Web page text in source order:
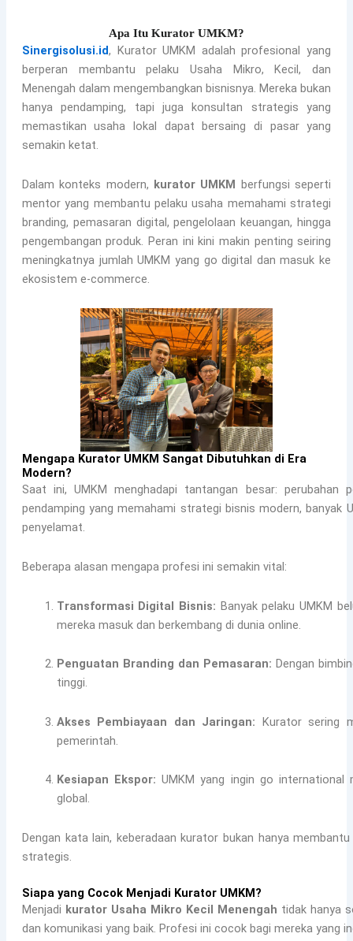
Apa Itu Kurator UMKM?
Sinergisolusi.id, Kurator UMKM adalah profesional yang
berperan membantu pelaku Usaha Mikro, Kecil, dan
Menengah dalam mengembangkan bisnisnya. Mereka bukan
hanya pendamping, tapi juga konsultan strategis yang
memastikan usaha lokal dapat bersaing di pasar yang
semakin ketat.
Dalam konteks modern, kurator UMKM berfungsi seperti
mentor yang membantu pelaku usaha memahami strategi
branding, pemasaran digital, pengelolaan keuangan, hingga
pengembangan produk. Peran ini kini makin penting seiring
meningkatnya jumlah UMKM yang go digital dan masuk ke
ekosistem e-commerce.
Mengapa Kurator UMKM Sangat Dibutuhkan di Era
Modern?
Saat ini, UMKM menghadapi tantangan besar: perubahan
pendamping yang memahami strategi bisnis modern, banyak
penyelamat.
Beberapa alasan mengapa profesi ini semakin vital:
Transformasi Digital Bisnis: Banyak pelaku UMKM
mereka masuk dan berkembang di dunia online.
Penguatan Branding dan Pemasaran: Dengan
tinggi.
Akses Pembiayaan dan Jaringan: Kurator sering
pemerintah.
Kesiapan Ekspor: UMKM yang ingin go international
global.
Dengan kata lain, keberadaan kurator bukan hanya
strategis.
Siapa yang Cocok Menjadi Kurator UMKM?
Menjadi kurator Usaha Mikro Kecil Menengah tidak hanya
dan komunikasi yang baik. Profesi ini cocok bagi mereka yang